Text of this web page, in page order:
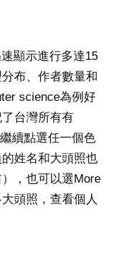
顯示進行多達15
布、作者數量和
science為例好
台灣所有有
續點選任一個色
姓名和大頭照也
，也可以選More
頭照，查看個人